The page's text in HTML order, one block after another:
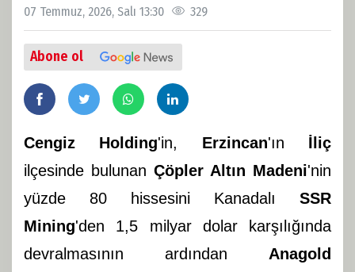
07 Temmuz, 2026, Salı 13:30 329
Abone ol
Cengiz Holding'in, Erzincan'ın İliç
ilçesinde bulunan Çöpler Altın Madeni'nin
yüzde 80 hissesini Kanadalı SSR
Mining'den 1,5 milyar dolar karşılığında
devralmasının ardından Anagold